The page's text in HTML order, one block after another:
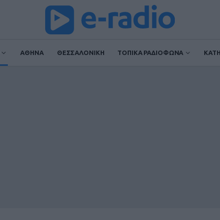
ΑΘΗΝΑ ΘΕΣΣΑΛΟΝΙΚΗ ΤΟΠΙΚΑ ΡΑΔΙΟΦΩΝΑ